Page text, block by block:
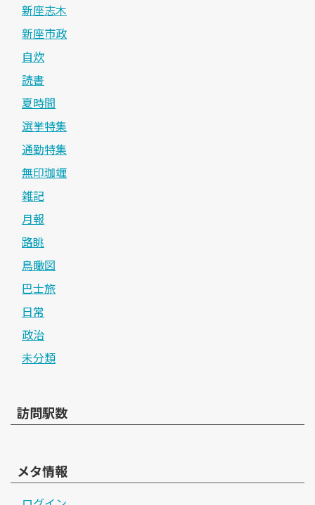
新座志木
新座市政
自炊
読書
夏時間
選挙特集
通勤特集
無印珈竰
雑記
月報
路眺
鳥瞰図
巴士旅
日常
政治
未分類
訪問駅数
メタ情報